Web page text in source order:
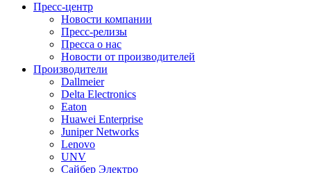
Пресс-центр
Новости компании
Пресс-релизы
Пресса о нас
Новости от производителей
Производители
Dallmeier
Delta Electronics
Eaton
Huawei Enterprise
Juniper Networks
Lenovo
UNV
Сайбер Электро